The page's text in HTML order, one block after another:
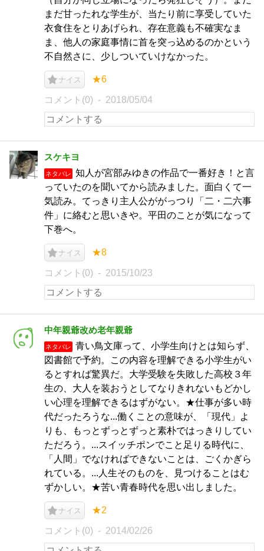
まだ甘ったれな学生が、当たり前に享受していた
衣食住をとりあげられ、存在意義も不確実なま
ま、他人の家庭事情に首を突っ込めるのかという
不自然さに、少しついていけなかった。
ナイス ★6
コメント(0) 2018/05/04
スケキヨ
ネタバレ
知人が宮部みゆきの作品で一番好き！と言
っていたのを聞いてから読みました。面白くて一
気読み。てっきり主人公ががっつり「二・二六事
件」に絡むと思いきや。平田のことが気になって
下巻へ。
ナイス ★8
コメント(0) 2015/10/23
中年親爺改め老年親爺
ネタバレ
青い鳥文庫って、小学生向けとは知らず、
図書館で予約。この内容を理解できる小学生がい
るとすれば驚異だ。大学受験を失敗した高校３年
生の、大人を装おうとしてなりきれないもどかし
い心理を理解できるはずがない。★仕事が多い時
代だったろうな...働くことの意味が、「現代」よ
りも、もっとずっとずっと素朴ではっきりしてい
ただろう。...スイッチポンでこと足りる時代に、
「人間」でなければできないことは、ごくかぎら
れている。...人生そのものを、見つけることはむ
ずかしい。★苦い青春時代を思い出しました。
ナイス ★2
コメント(0) 2014/02/26